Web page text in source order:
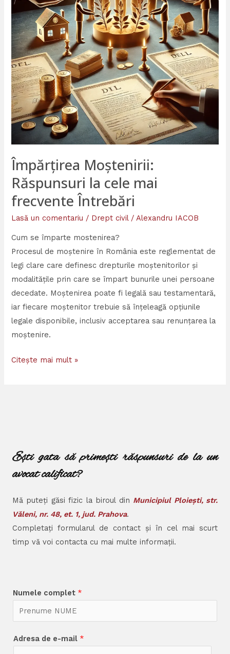
Împărțirea Moștenirii:
Răspunsuri la cele mai
frecvente Întrebări
Lasă un comentariu / Drept civil/Alexandru IACOB
Cum se împarte mostenirea?
Procesul de moștenire în România este reglementat de
legi clare care definesc drepturile moștenitorilor și
modalitățile prin care se împart bunurile unei persoane
decedate. Moștenirea poate fi legală sau testamentară,
iar fiecare moștenitor trebuie să înțeleagă opțiunile
legale disponibile, inclusiv acceptarea sau renunțarea la
moștenire.
mai
frecvente
Întrebări
Citește mai mult »
Ești gata să primești răspunsuri de la un
avocat calificat?
Mă puteți găsi fizic la biroul din Municipiul Ploiești, str.
Văleni, nr. 48, et. 1, jud. Prahova.
Completați formularul de contact și în cel mai scurt
timp vă voi contacta cu mai multe informații.
Numele complet *
Adresa de e-mail *